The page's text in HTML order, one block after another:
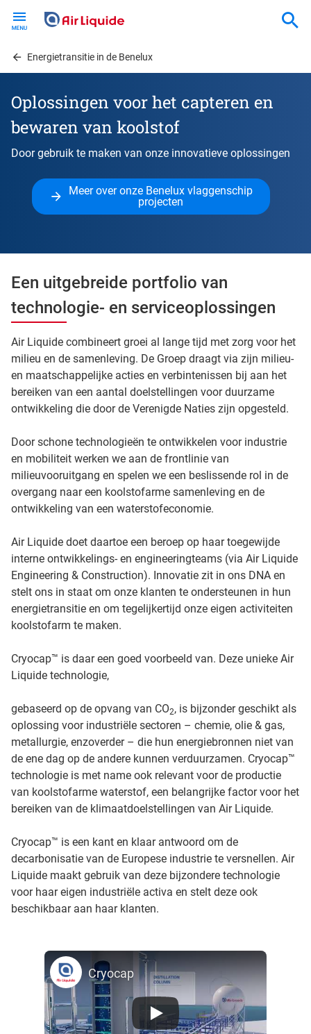
contentEnergietransitie in de Benelux
Oplossingen voor het capteren en
bewaren van koolstof
Door gebruik te maken van onze innovatieve oplossingen
Meer over onze Benelux vlaggenschip
projecten
Een uitgebreide portfolio van
technologie- en serviceoplossingen
Cryocap
Air Liquide combineert groei al lange tijd met zorg voor het
milieu en de samenleving. De Groep draagt via zijn milieu-
en maatschappelijke acties en verbintenissen bij aan het
bereiken van een aantal doelstellingen voor duurzame
ontwikkeling die door de Verenigde Naties zijn opgesteld.
Door schone technologieën te ontwikkelen voor industrie
en mobiliteit werken we aan de frontlinie van
milieuvooruitgang en spelen we een beslissende rol in de
overgang naar een koolstofarme samenleving en de
ontwikkeling van een waterstofeconomie.
Air Liquide doet daartoe een beroep op haar toegewijde
interne ontwikkelings- en engineeringteams (via Air Liquide
Engineering & Construction). Innovatie zit in ons DNA en
stelt ons in staat om onze klanten te ondersteunen in hun
energietransitie en om tegelijkertijd onze eigen activiteiten
koolstofarm te maken.
Cryocap™ is daar een goed voorbeeld van. Deze unieke Air
Liquide technologie,
gebaseerd op de opvang van CO2, is bijzonder geschikt als
oplossing voor industriële sectoren – chemie, olie & gas,
metallurgie, enzoverder – die hun energiebronnen niet van
de ene dag op de andere kunnen verduurzamen. Cryocap™
technologie is met name ook relevant voor de productie
van koolstofarme waterstof, een belangrijke factor voor het
bereiken van de klimaatdoelstellingen van Air Liquide.
Cryocap™ is een kant en klaar antwoord om de
decarbonisatie van de Europese industrie te versnellen. Air
Liquide maakt gebruik van deze bijzondere technologie
voor haar eigen industriële activa en stelt deze ook
beschikbaar aan haar klanten.